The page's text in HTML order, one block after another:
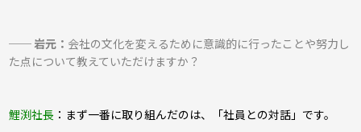
── 岩元： 会社の文化を変えるために意識的に行ったことや努力し
た点について教えていただけますか？
鯉渕社長 ：まず一番に取り組んだのは、「社員との対話」です。